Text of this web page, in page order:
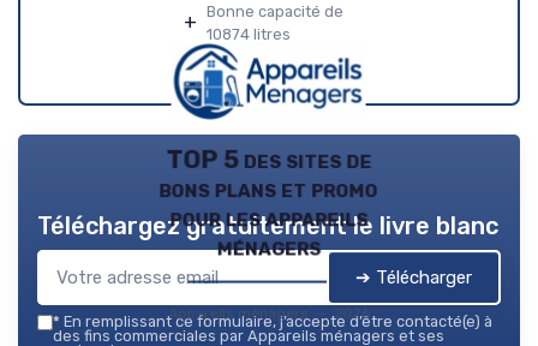
+ Bonne capacité de
10874 litres
TOP 5 des sites de
bons plans et promo
pour les appareils
ménagers
Appareils ménagers — 2026
Téléchargez gratuitement le livre blanc
➔ Télécharger
* En remplissant ce formulaire, j’accepte d’être contacté(e) à
des fins commerciales par Appareils ménagers et ses